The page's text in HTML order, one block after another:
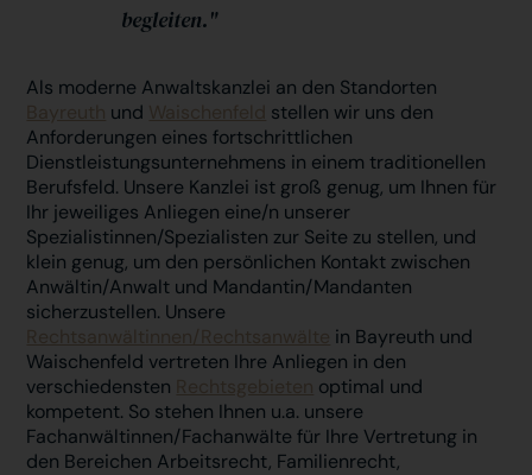
begleiten."
Als moderne Anwaltskanzlei an den Standorten
und
stellen wir uns den
Anforderungen eines fortschrittlichen
Dienstleistungsunternehmens in einem traditionellen
Berufsfeld. Unsere Kanzlei ist groß genug, um Ihnen für
Ihr jeweiliges Anliegen eine/n unserer
Spezialistinnen/Spezialisten zur Seite zu stellen, und
klein genug, um den persönlichen Kontakt zwischen
Anwältin/Anwalt und Mandantin/Mandanten
sicherzustellen. Unsere
in Bayreuth und
Waischenfeld vertreten Ihre Anliegen in den
verschiedensten
optimal und
kompetent. So stehen Ihnen u.a. unsere
Fachanwältinnen/Fachanwälte für Ihre Vertretung in
den Bereichen Arbeitsrecht, Familienrecht,